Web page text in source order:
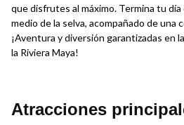
que disfrutes al máximo. Termina tu
medio de la selva, acompañado de una
¡Aventura y diversión garantizadas en
la Riviera Maya!
Atracciones